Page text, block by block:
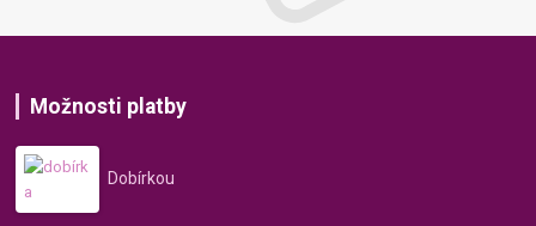
Možnosti platby
Dobírkou